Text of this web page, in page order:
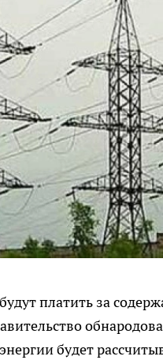
платить за
будет